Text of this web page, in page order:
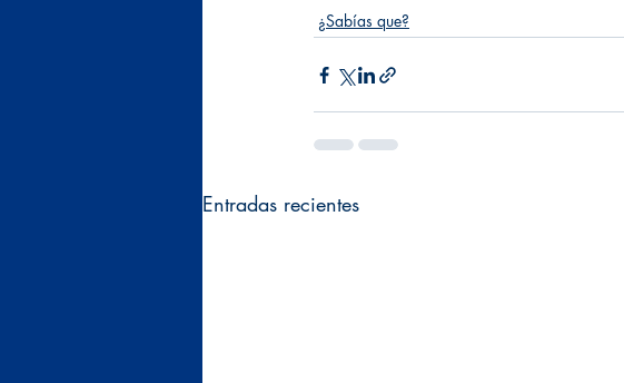
¿Sabías que?
Entradas recientes